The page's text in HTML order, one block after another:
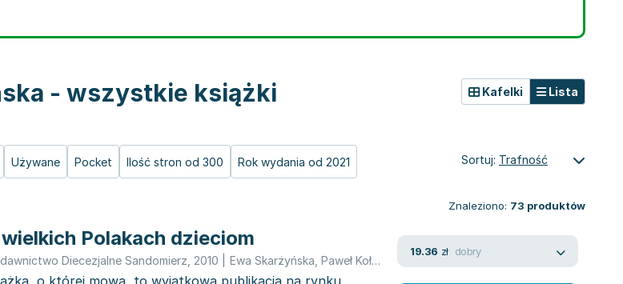
- wszystkie książki
Używane Pocket Ilość stron od 300 Rok wydania od 2021
Kafelki Lista
Sortuj: Trafność
Znaleziono: 73 produktów
wielkich Polakach dzieciom
Diecezjalne Sandomierz 2010 Ewa Skarżyńska Paweł Kołodziejski
o której mowa, to wyjątkowa publikacja na rynku,
19.36 zł dobry